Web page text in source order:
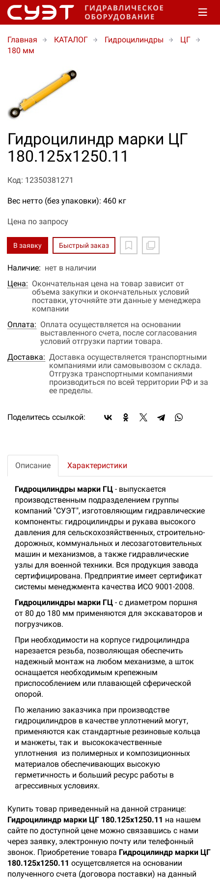
Главная КАТАЛОГ Гидроцилиндры
ЦГ
180 мм
Гидроцилиндр марки ЦГ
180.125х1250.11
Код: 12350381271
Вес нетто (без упаковки): 460 кг
Цена по запросу
В заявку Быстрый заказ
Наличие: нет в наличии
Цена: Окончательная цена на товар зависит от
объема закупки и окончательных условий
поставки, уточняйте эти данные у менеджера
компании
Оплата: Оплата осуществляется на основании
выставленного счета, после согласования
условий отгрузки партии товара.
Доставка: Доставка осуществляется транспортными
компаниями или самовывозом с склада.
Отгрузка транспортными компаниями
производиться по всей территории РФ и за
ее пределы.
Поделитесь ссылкой:
Описание Характеристики
Гидроцилиндры марки ГЦ - выпускается
производственным подразделением группы
компаний "СУЭТ", изготовляющим гидравлические
компоненты: гидроцилиндры и рукава высокого
давления для сельскохозяйственных, строительно-
дорожных, коммунальных и лесозаготовительных
машин и механизмов, а также гидравлические
узлы для военной техники. Вся продукция завода
сертифицирована. Предприятие имеет сертификат
системы менеджмента качества ИСО 9001-2008.
Гидроцилиндры марки ГЦ - с диаметром поршня
от 80 до 180 мм применяются для экскаваторов и
погрузчиков.
При необходимости на корпусе гидроцилиндра
нарезается резьба, позволяющая обеспечить
надежный монтаж на любом механизме, а шток
оснащается необходимым крепежным
приспособлением или плавающей сферической
опорой.
По желанию заказчика при производстве
гидроцилиндров в качестве уплотнений могут,
применяются как стандартные резиновые кольца
и манжеты, так и высококачественные
уплотнения из полимерных и композиционных
материалов обеспечивающих высокую
герметичность и больший ресурс работы в
агрессивных условиях.
Купить товар приведенный на данной странице:
Гидроцилиндр марки ЦГ 180.125х1250.11 на нашем
сайте по доступной цене можно связавшись с нами
через заявку, электронную почту или телефонный
звонок. Приобретение товара Гидроцилиндр марки ЦГ
180.125х1250.11 осущетсвляется на основании
полученного счета (договора поставки) на данный